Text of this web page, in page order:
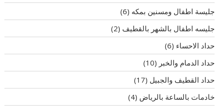
جليسة اطفال ومسنين بمكه (6)
جليسه اطفال بالشهر بالقطيف (2)
حداد الاحساء (6)
حداد الدمام والخبر (10)
حداد القطيف والجبيل (17)
خادمات بالساعة بالرياض (4)